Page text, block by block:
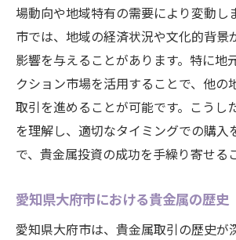
リスク管理と分散投資の方法
市場分析と投資判断のポイ
長期的視点での投資方法
投資で成功するためのマイン
経済情勢が与える影響の理解
初心者からプロまで役立つ貴金
初心者に必要な基礎知識
中級者向けの購入テクニック
場動向や地域特有の需要により変動し
市では、地域の経済状況や文化的背景
影響を与えることがあります。特に地
クション市場を活用することで、他の
取引を進めることが可能です。こうし
を理解し、適切なタイミングでの購入
で、貴金属投資の成功を手繰り寄せる
愛知県大府市における貴金属の歴史
愛知県大府市は、貴金属取引の歴史が